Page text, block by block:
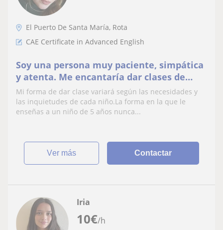
El Puerto De Santa María, Rota
CAE Certificate in Advanced English
Soy una persona muy paciente, simpática
y atenta. Me encantaría dar clases de
apoyo de inglés a todos los niños que lo
necesitarán
Mi forma de dar clase variará según las necesidades y
las inquietudes de cada niño.La forma en la que le
enseñas a un niño de 5 años nunca...
ver más Contactar
10€/h
Iria